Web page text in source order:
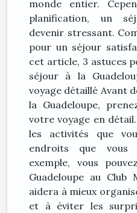
monde entier.
planification, un
devenir stressant.
pour un séjour
cet article, 3 astuces
séjour à la
voyage détaillé Avant
la Guadeloupe,
votre voyage en
les activités que
endroits que vous
exemple, vous
Guadeloupe au Club
aidera à mieux
et à éviter les